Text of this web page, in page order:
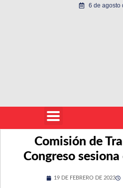
6 de agosto
Comisión de
Congreso
19 DE FEBRERO DE 2023